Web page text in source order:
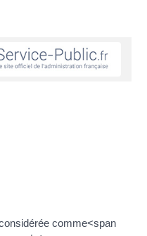
comme<span